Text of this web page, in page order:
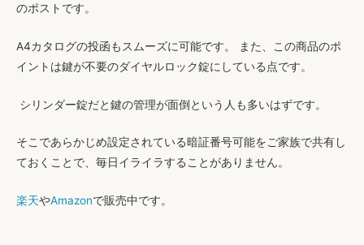
のポスト です。
A4カタログの投函もスムーズに可能です。 また、この商品のポ
イントは鍵が不要のダイヤルロック錠にしている点です。
シリンダー錠だと鍵の管理が面倒という人も多いはずです。
そこであらかじめ設定されている暗証番号可能をご家族で共有し
ておくことで、毎日イライラすることがありません。
楽天やAmazonで販売中です。